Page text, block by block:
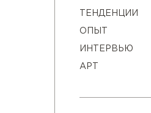
ТЕНДЕНЦИИ
ОПЫТ
ИНТЕРВЬЮ
АРТ